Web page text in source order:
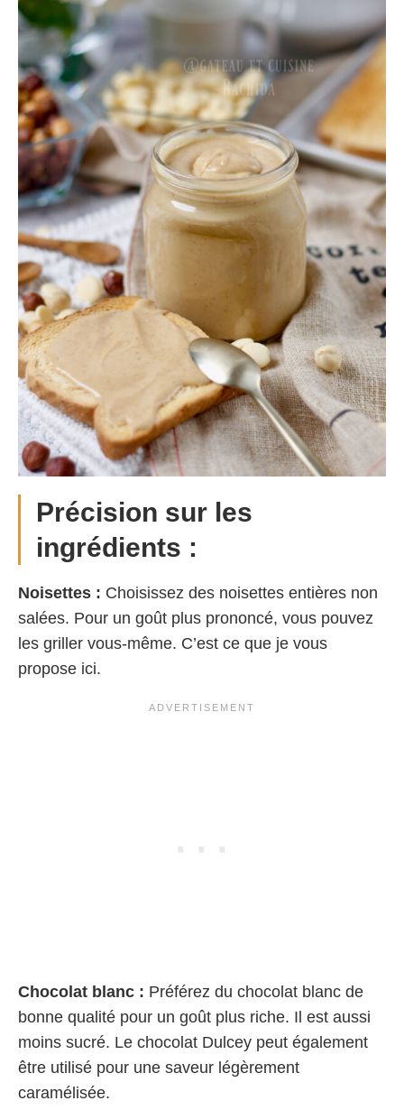
Précision sur les
ingrédients :
Noisettes : Choisissez des noisettes entières non
salées. Pour un goût plus prononcé, vous pouvez
les griller vous-même. C’est ce que je vous
propose ici.
Chocolat blanc : Préférez du chocolat blanc de
bonne qualité pour un goût plus riche. Il est aussi
moins sucré. Le chocolat Dulcey peut également
être utilisé pour une saveur légèrement
caramélisée.